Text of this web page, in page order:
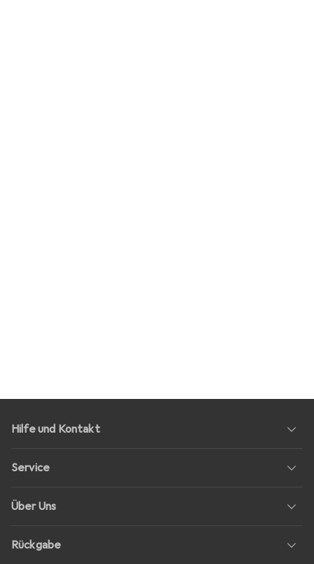
Hilfe und Kontakt
Service
Über Uns
Rückgabe